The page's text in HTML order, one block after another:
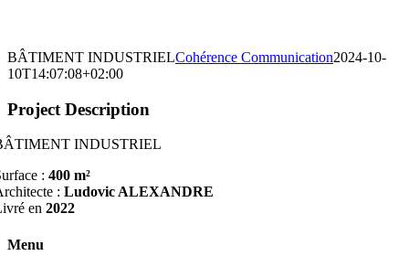
BÂTIMENT INDUSTRIELCohérence Communication2024-10-
10T14:07:08+02:00
Project Description
INDUSTRIEL
: 400 m²
: Ludovic ALEXANDRE
en 2022
Menu